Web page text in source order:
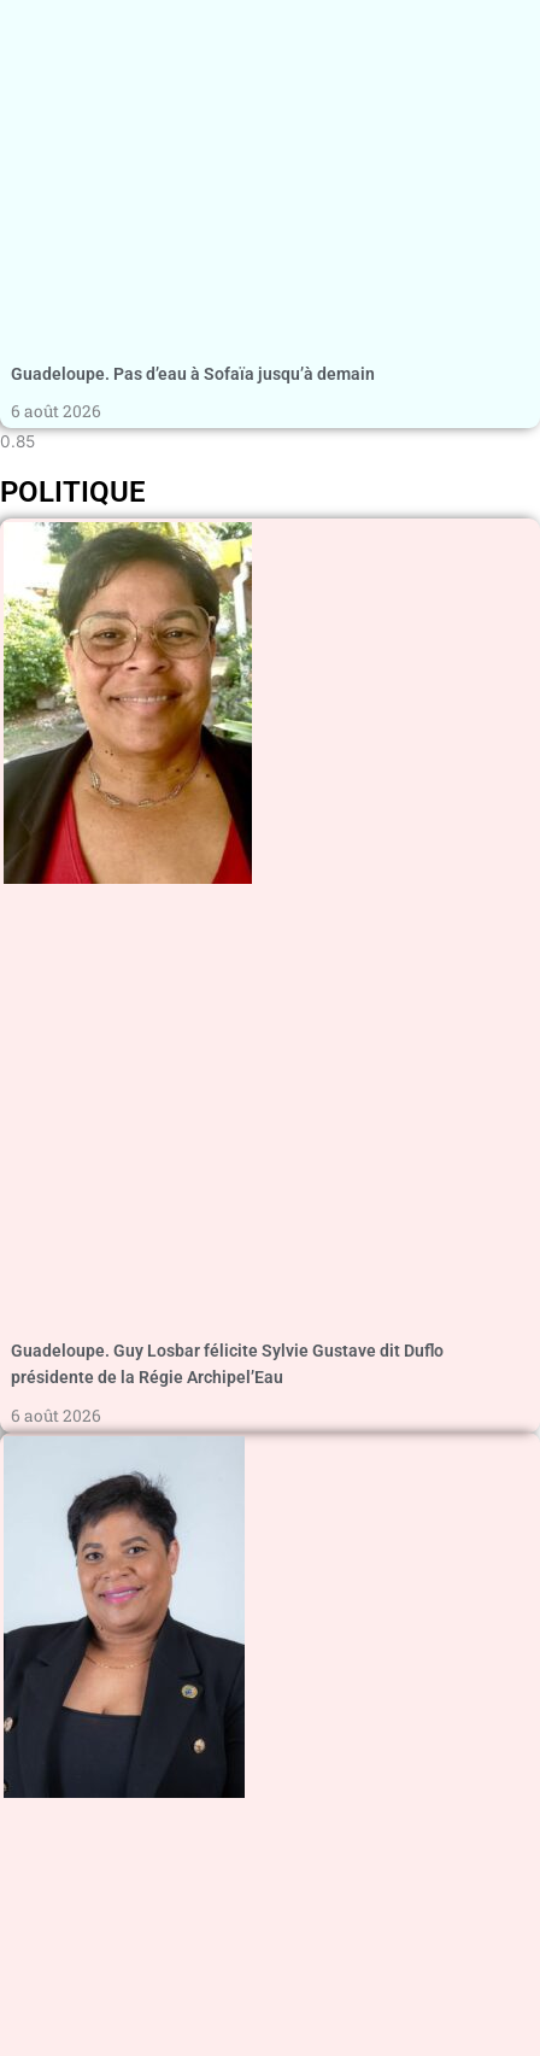
Guadeloupe. Pas d’eau à Sofaïa jusqu’à demain
6 août 2026
POLITIQUE
Guadeloupe. Guy Losbar félicite Sylvie Gustave dit Duflo
présidente de la Régie Archipel’Eau
6 août 2026